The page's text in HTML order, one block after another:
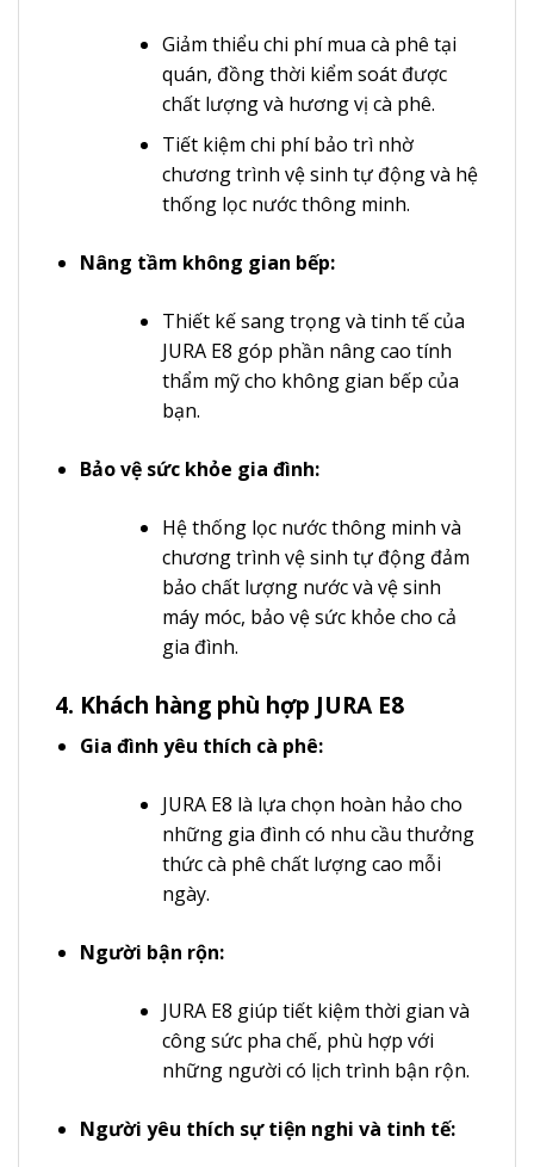
Giảm thiểu chi phí mua cà phê tại
quán, đồng thời kiểm soát được
chất lượng và hương vị cà phê.
Tiết kiệm chi phí bảo trì nhờ
chương trình vệ sinh tự động và hệ
thống lọc nước thông minh.
Nâng tầm không gian bếp:
Thiết kế sang trọng và tinh tế của
JURA E8 góp phần nâng cao tính
thẩm mỹ cho không gian bếp của
bạn.
Bảo vệ sức khỏe gia đình:
Hệ thống lọc nước thông minh và
chương trình vệ sinh tự động đảm
bảo chất lượng nước và vệ sinh
máy móc, bảo vệ sức khỏe cho cả
gia đình.
4. Khách hàng phù hợp JURA E8
Gia đình yêu thích cà phê:
JURA E8 là lựa chọn hoàn hảo cho
những gia đình có nhu cầu thưởng
thức cà phê chất lượng cao mỗi
ngày.
Người bận rộn:
JURA E8 giúp tiết kiệm thời gian và
công sức pha chế, phù hợp với
những người có lịch trình bận rộn.
Người yêu thích sự tiện nghi và tinh tế: